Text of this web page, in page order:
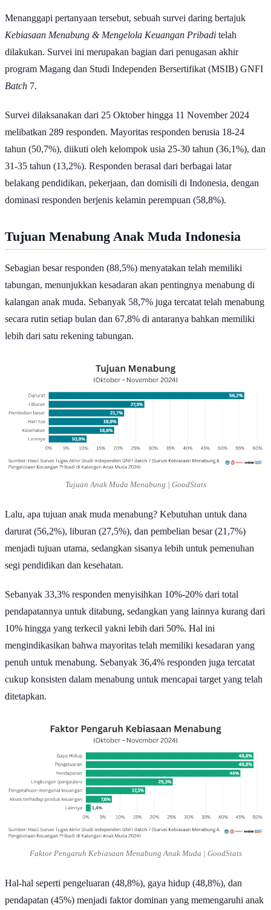
Menanggapi pertanyaan tersebut, sebuah survei daring bertajuk
Kebiasaan Menabung & Mengelola Keuangan Pribadi telah
dilakukan. Survei ini merupakan bagian dari penugasan akhir
program Magang dan Studi Independen Bersertifikat (MSIB) GNFI
Batch 7.
Survei dilaksanakan dari 25 Oktober hingga 11 November 2024
melibatkan 289 responden. Mayoritas responden berusia 18-24
tahun (50,7%), diikuti oleh kelompok usia 25-30 tahun (36,1%), dan
31-35 tahun (13,2%). Responden berasal dari berbagai latar
belakang pendidikan, pekerjaan, dan domisili di Indonesia, dengan
dominasi responden berjenis kelamin perempuan (58,8%).
Tujuan Menabung Anak Muda Indonesia
Sebagian besar responden (88,5%) menyatakan telah memiliki
tabungan, menunjukkan kesadaran akan pentingnya menabung di
kalangan anak muda. Sebanyak 58,7% juga tercatat telah menabung
secara rutin setiap bulan dan 67,8% di antaranya bahkan memiliki
lebih dari satu rekening tabungan.
Tujuan Anak Muda Menabung | GoodStats
Lalu, apa tujuan anak muda menabung? Kebutuhan untuk dana
darurat (56,2%), liburan (27,5%), dan pembelian besar (21,7%)
menjadi tujuan utama, sedangkan sisanya lebih untuk pemenuhan
segi pendidikan dan kesehatan.
Sebanyak 33,3% responden menyisihkan 10%-20% dari total
pendapatannya untuk ditabung, sedangkan yang lainnya kurang dari
10% hingga yang terkecil yakni lebih dari 50%. Hal ini
mengindikasikan bahwa mayoritas telah memiliki kesadaran yang
penuh untuk menabung. Sebanyak 36,4% responden juga tercatat
cukup konsisten dalam menabung untuk mencapai target yang telah
ditetapkan.
Faktor Pengaruh Kebiasaan Menabung Anak Muda | GoodStats
Hal-hal seperti pengeluaran (48,8%), gaya hidup (48,8%), dan
pendapatan (45%) menjadi faktor dominan yang memengaruhi anak